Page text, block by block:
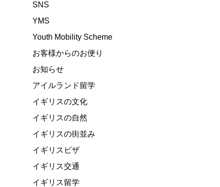
SNS
YMS
Youth Mobility Scheme
お客様からのお便り
お知らせ
アイルランド留学
イギリスの文化
イギリスの自然
イギリスの街並み
イギリスビザ
イギリス交通
イギリス留学